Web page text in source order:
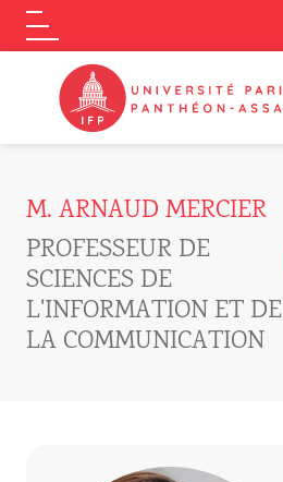
Logo
M. ARNAUD MERCIER
PROFESSEUR DE
SCIENCES DE
L'INFORMATION ET DE
LA COMMUNICATION